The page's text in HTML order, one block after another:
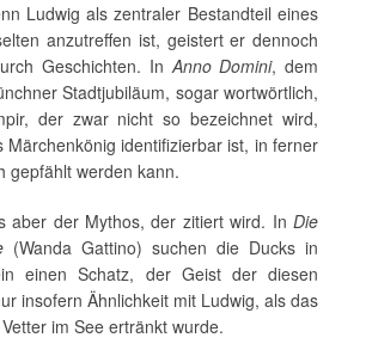
Ludwig als zentraler Bestandteil eines
anzutreffen ist, geistert er dennoch
Geschichten. InAnno Domini, dem
Stadtjubiläum, sogar wortwörtlich,
der zwar nicht so bezeichnet wird,
Märchenkönig identifizierbar ist, in ferner
gepfählt werden kann.
aber der Mythos, der zitiert wird. In Die
(Wanda Gattino) suchen die Ducks in
einen Schatz, der Geist der diesen
insofern Ähnlichkeit mit Ludwig, als das
im See ertränkt wurde.